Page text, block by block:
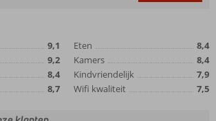
9,1
9,2
8,4
8,7
Eten
8,4
Kamers
8,4
Kindvriendelijk
7,9
Wifi kwaliteit
7,5